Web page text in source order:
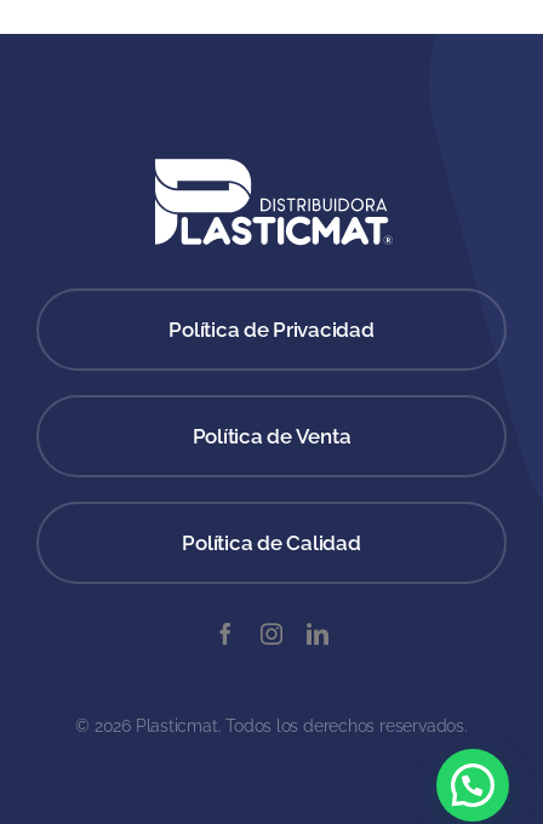
Política de Privacidad
Política de Venta
Política de Calidad
© 2026 Plasticmat. Todos los derechos reservados.